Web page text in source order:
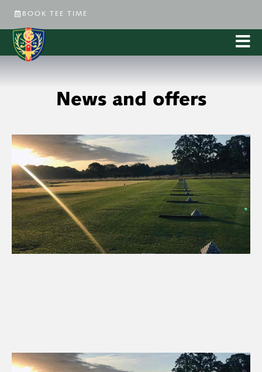
BOOK TEE TIME
News and offers